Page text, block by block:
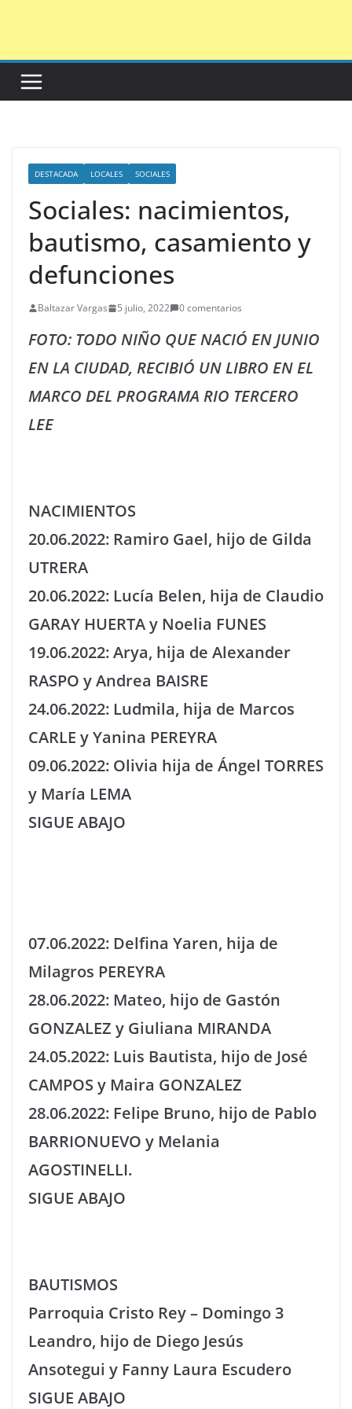
DESTACADA LOCALES SOCIALES
Sociales: nacimientos,
bautismo, casamiento y
defunciones
Baltazar Vargas 5 julio, 2022 0 comentarios
FOTO: TODO NIÑO QUE NACIÓ EN JUNIO
EN LA CIUDAD, RECIBIÓ UN LIBRO EN EL
MARCO DEL PROGRAMA RIO TERCERO
LEE
NACIMIENTOS
20.06.2022: Ramiro Gael, hijo de Gilda
UTRERA
20.06.2022: Lucía Belen, hija de Claudio
GARAY HUERTA y Noelia FUNES
19.06.2022: Arya, hija de Alexander
RASPO y Andrea BAISRE
24.06.2022: Ludmila, hija de Marcos
CARLE y Yanina PEREYRA
09.06.2022: Olivia hija de Ángel TORRES
y María LEMA
SIGUE ABAJO
07.06.2022: Delfina Yaren, hija de
Milagros PEREYRA
28.06.2022: Mateo, hijo de Gastón
GONZALEZ y Giuliana MIRANDA
24.05.2022: Luis Bautista, hijo de José
CAMPOS y Maira GONZALEZ
28.06.2022: Felipe Bruno, hijo de Pablo
BARRIONUEVO y Melania
AGOSTINELLI.
SIGUE ABAJO
BAUTISMOS
Parroquia Cristo Rey – Domingo 3
Leandro, hijo de Diego Jesús
Ansotegui y Fanny Laura Escudero
SIGUE ABAJO